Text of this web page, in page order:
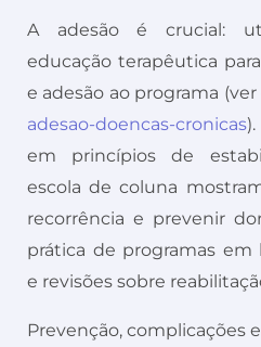
A adesão é crucial:
educação terapêutica
e adesão ao programa (ver
adesao-doencas-cronicas
em princípios de
escola de coluna
recorrência e prevenir
prática de programas em
e revisões sobre
Prevenção, complicações